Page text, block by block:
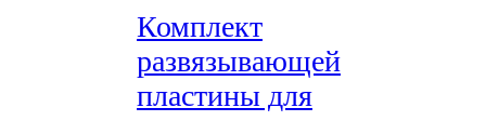
Комплект
развязывающей
пластины для